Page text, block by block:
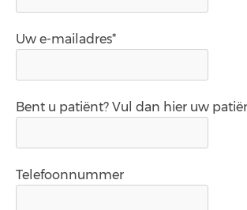
Uw e-mailadres*
Bent u patiënt? Vul dan hier uw
Telefoonnummer